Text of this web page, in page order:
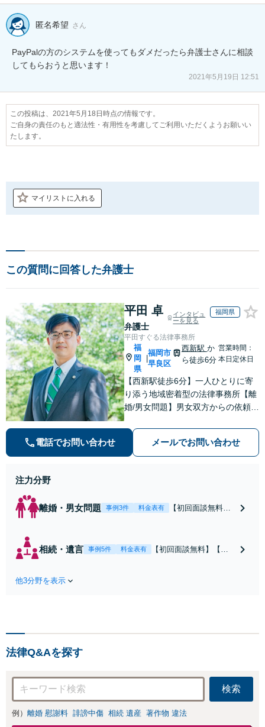
匿名希望 さん
PayPalの方のシステムを使ってもダメだったら弁護士さんに相談
してもらおうと思います！
2021年5月19日 12:51
この投稿は、2021年5月18日時点の情報です。
ご自身の責任のもと適法性・有用性を考慮してご利用いただくようお願いい
たします。
マイリストに入れる
この質問に回答した弁護士
平田 卓
弁護士
インタビュ
ーを見る
福岡県
平田すぐる法律事務所
福
岡
県
福岡市
早良区
西新駅 か
ら徒歩6分
営業時間：
本日定休日
【西新駅徒歩6分】一人ひとりに寄
り添う地域密着型の法律事務所【離
婚/男女問題】男女双方からの依頼実
なっていませんか？第3者の目線か
ら、さまざまな解決方法や選択肢の
提示をいたします
電話でお問い合わせ メールでお問い合わせ
注力分野
離婚・男女問題 事例3件 料金表有
【初回面談無料】
えていませんか？
相続・遺言 事例5件 料金表有
【初回面談無料】【地
作成から親族間の交渉
付】
他3分野を表示
法律Q&Aを探す
検索
例） 離婚 慰謝料 誹謗中傷 相続 遺産 著作物 違法